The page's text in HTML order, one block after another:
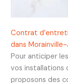
Contrat
dans
Pour anticiper
vos installations
proposons des